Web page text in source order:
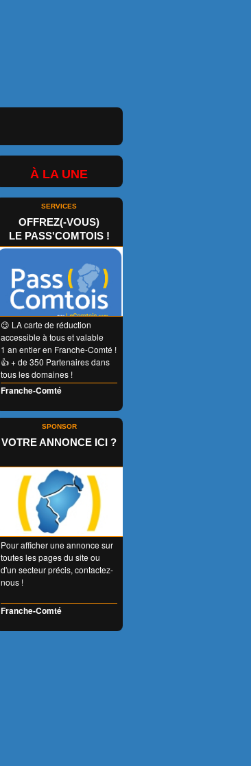
À LA UNE
SERVICES
OFFREZ(-VOUS)
LE PASS'COMTOIS !
😉 LA carte de réduction
accessible à tous et valable
1 an entier en Franche-Comté !
👍 + de 350 Partenaires dans
tous les domaines !
Franche-Comté
SPONSOR
VOTRE ANNONCE ICI ?
Pour afficher une annonce sur
toutes les pages du site ou
d'un secteur précis, contactez-
nous !
Franche-Comté